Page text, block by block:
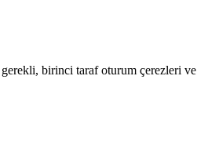
birinci taraf oturum çerezleri